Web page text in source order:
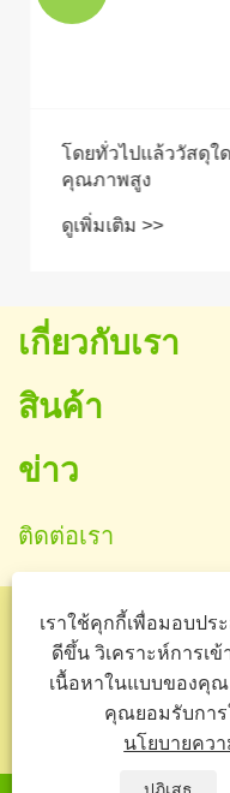
เกี่ยวกับเรา
สินค้า
ข่าว
ติดต่อเรา
ลิขสิทธิ์© 2025
Links
นโยบา
เราใช้คุกกี้เพื่อมอบปร
ดีขึ้น วิเคราะห์การเ
เนื้อหาในแบบของคุ
คุณยอมรับการ
นโยบายคว